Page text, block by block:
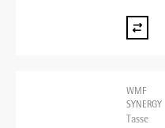
WMF
SYNERGY
Tasse